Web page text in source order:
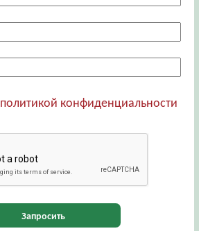
политикой конфиденциальности
Запросить